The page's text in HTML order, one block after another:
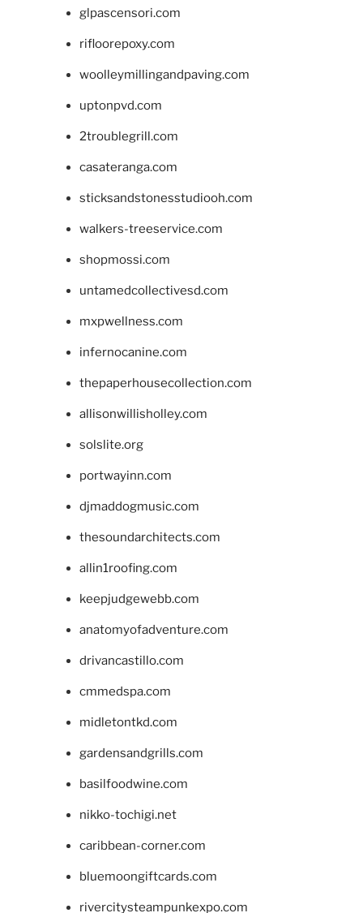
glpascensori.com
rifloorepoxy.com
woolleymillingandpaving.com
uptonpvd.com
2troublegrill.com
casateranga.com
sticksandstonesstudiooh.com
walkers-treeservice.com
shopmossi.com
untamedcollectivesd.com
mxpwellness.com
infernocanine.com
thepaperhousecollection.com
allisonwillisholley.com
solslite.org
portwayinn.com
djmaddogmusic.com
thesoundarchitects.com
allin1roofing.com
keepjudgewebb.com
anatomyofadventure.com
drivancastillo.com
cmmedspa.com
midletontkd.com
gardensandgrills.com
basilfoodwine.com
nikko-tochigi.net
caribbean-corner.com
bluemoongiftcards.com
rivercitysteampunkexpo.com